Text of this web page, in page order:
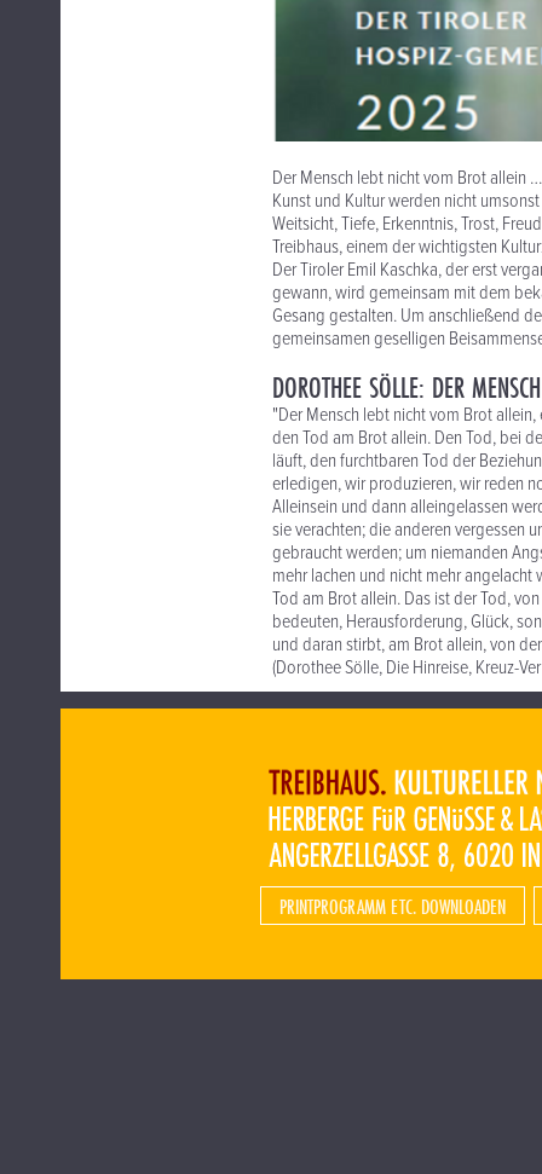
Der Mensch lebt nicht vom Brot allein …
Kunst und Kultur werden nicht
Weitsicht, Tiefe, Erkenntnis, Trost,
Treibhaus, einem der wichtigsten
Der Tiroler Emil Kaschka, der erst
gewann, wird gemeinsam mit dem
Gesang gestalten. Um anschließend
gemeinsamen geselligen
DOROTHEE SÖLLE: DER
"Der Mensch lebt nicht vom Brot
den Tod am Brot allein. Den Tod, bei
läuft, den furchtbaren Tod der
erledigen, wir produzieren, wir reden
Alleinsein und dann alleingelassen
sie verachten; die anderen vergessen
gebraucht werden; um niemanden
mehr lachen und nicht mehr
Tod am Brot allein. Das ist der Tod,
bedeuten, Herausforderung, Glück,
und daran stirbt, am Brot allein, von
(Dorothee Sölle, Die Hinreise, Kreuz-
PRINTPROGRAMM ETC. DOWNLOADEN